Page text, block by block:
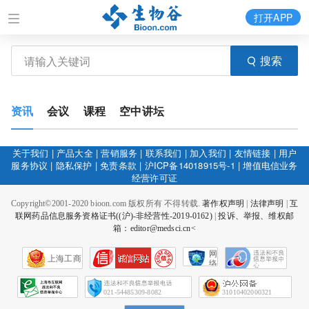
搜索
打开APP
资讯 会议 课程 空中讲坛
关于我们 | 产品大全|营销服务 | 联系我们 | 加入我们 | 友情链接 | 用户
服务协议 | 隐私保护 |免责条款 | 沪ICP备14018915号-1 |增值电信业务
经营许可证
Copyright©2001-2020 bioon.com 版权所有 不得转载.著作权声明 法律声明
互
联网药品信息服务资格证书((沪)-非经营性-2019-0162)|投诉、举报、维权邮
箱：editor@medsci.cn<
上海工商
网
络
会
征
021-54485309-8082 31010402000321